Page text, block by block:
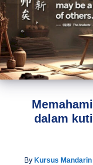
dalam
ByKursus Mandarin